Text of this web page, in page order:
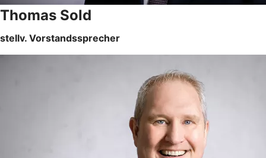
Thomas Sold
stellv. Vorstandssprecher